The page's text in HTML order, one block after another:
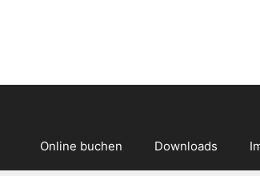
Online buchen Downloads